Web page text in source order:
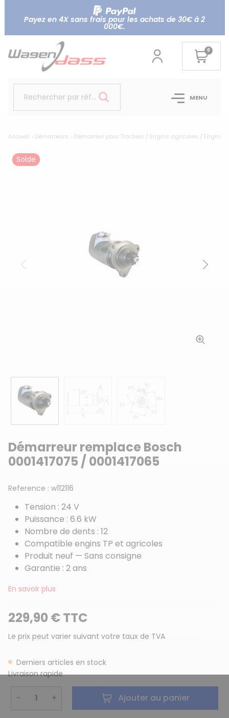
Payez en 4X sans frais pour les achats de 30€ à 2
000€.
0
Rechercher par référence... MENU
Accueil Démarreurs Démarreur pour Tracteur / Engins agricoles / Engins
Solde
Précédent
Démarreur remplace Bosch
0001417075 / 0001417065
Reference : w112116
Tension : 24 V
Puissance : 6.6 kW
Nombre de dents : 12
Compatible engins TP et agricoles
Produit neuf — Sans consigne
Garantie : 2 ans
En savoir plus
229,90 € TTC
Le prix peut varier suivant votre taux de TVA
Derniers articles en stock
Livraison rapide
− + Ajouter au panier